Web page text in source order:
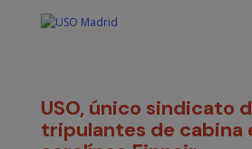
USO, único sindicato
tripulantes de cabina